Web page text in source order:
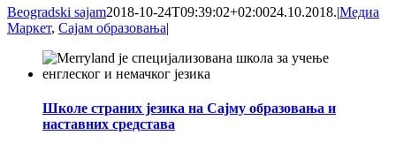
Beogradski sajam2018-10-24T09:39:02+02:0024.10.2018.|Медиа
Маркет, Сајам образовања|
Школе страних језика на Сајму образовања и
наставних средстава